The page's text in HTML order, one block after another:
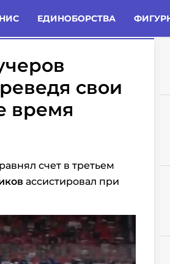
ЕДИНОБОРСТВА
Новости
свои
время
счет в третьем
ассистировал при